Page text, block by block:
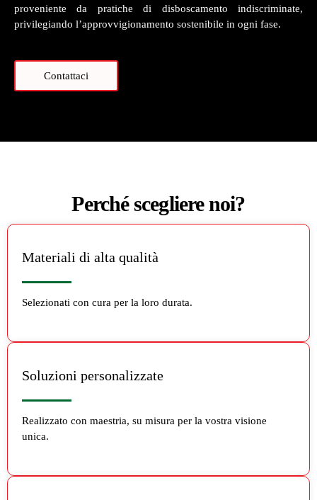
proveniente da pratiche di disboscamento indiscriminate,
privilegiando l’approvvigionamento sostenibile in ogni fase.
Contattaci
Perché scegliere noi?
Materiali di alta qualità
Selezionati con cura per la loro durata.
Soluzioni personalizzate
Realizzato con maestria, su misura per la vostra visione
unica.